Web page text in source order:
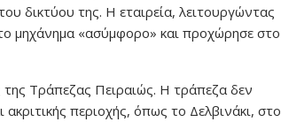
δικτύου της. Η εταιρεία, λειτουργώντας
μηχάνημα «ασύμφορο» και προχώρησε στο
της Τράπεζας Πειραιώς. Η τράπεζα δεν
περιοχής, όπως το Δελβινάκι, στο